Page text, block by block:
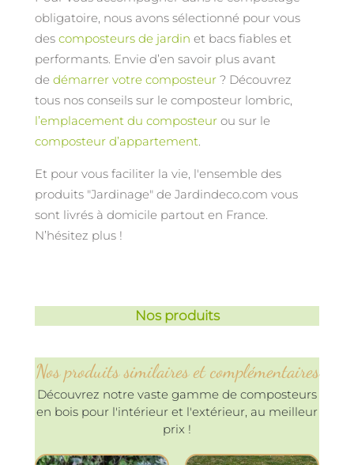
obligatoire, nous avons sélectionné pour vous
des composteurs de jardin et bacs fiables et
performants. Envie d’en savoir plus avant
de démarrer votre composteur ? Découvrez
tous nos conseils sur le composteur lombric,
l’emplacement du composteur ou sur le
composteur d’appartement
Et pour vous faciliter la vie, l'ensemble des
produits "Jardinage" de Jardindeco.com vous
sont livrés à domicile partout en France.
N’hésitez plus !
Nos produits
Nos produits similaires et complémentaires
Découvrez notre vaste gamme de composteurs
en bois pour l'intérieur et l'extérieur, au meilleur
prix !